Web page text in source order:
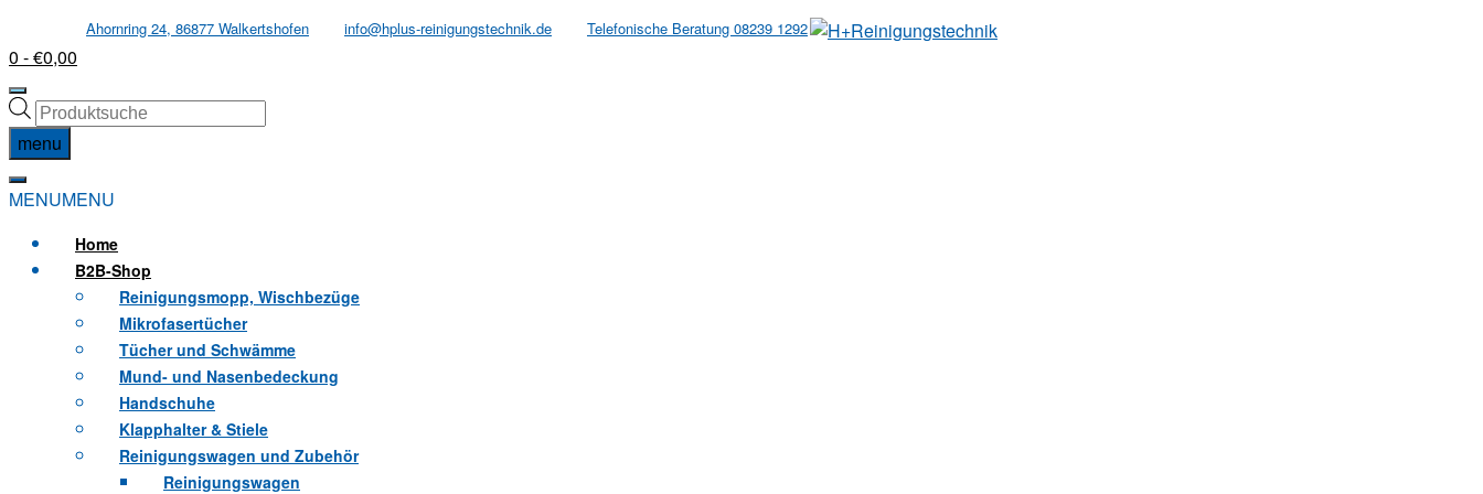
to
content
Ahornring 24, 86877 Walkertshofen info@hplus-reinigungstechnik.de Telefonische Beratung 08239 1292
0 - €0,00
Products
search
menu
MENUMENU
Home
B2B-Shop
Reinigungsmopp, Wischbezüge
Mikrofasertücher
Tücher und Schwämme
Mund- und Nasenbedeckung
Handschuhe
Klapphalter & Stiele
Reinigungswagen und Zubehör
Reinigungswagen